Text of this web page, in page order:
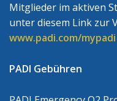
Mitglieder im aktiven
unter diesem Link zur
www.padi.com/mypadi
PADI Gebühren